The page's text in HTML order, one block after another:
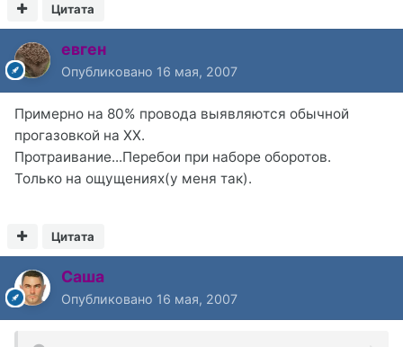
Цитата
евген
Опубликовано 16 мая, 2007
Примерно на 80% провода выявляются обычной
прогазовкой на ХХ.
Протраивание...Перебои при наборе оборотов.
Только на ощущениях(у меня так).
Цитата
Саша
Опубликовано 16 мая, 2007